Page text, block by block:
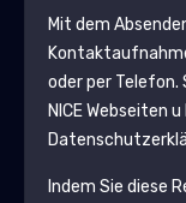
Mit dem
oder per Telefon.
NICEWebseiten u
Indem Sie diese